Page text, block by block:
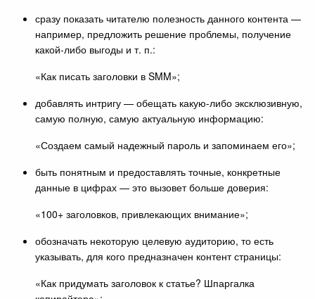
сразу показать читателю полезность данного контента —
например, предложить решение проблемы, получение
какой-либо выгоды и т. п.:
«Как писать заголовки в SMM»;
добавлять интригу — обещать какую-либо эксклюзивную,
самую полную, самую актуальную информацию:
«Создаем самый надежный пароль и запоминаем его»;
быть понятным и предоставлять точные, конкретные
данные в цифрах — это вызовет больше доверия:
«100+ заголовков, привлекающих внимание»;
обозначать некоторую целевую аудиторию, то есть
указывать, для кого предназначен контент страницы:
«Как придумать заголовок к статье? Шпаргалка